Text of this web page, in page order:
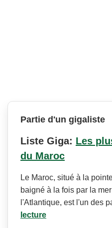
Partie d'un gigaliste
Liste Giga: Les
du Maroc
Le Maroc, situé à la
baigné à la fois par la
l'Atlantique, est l'un des
lecture